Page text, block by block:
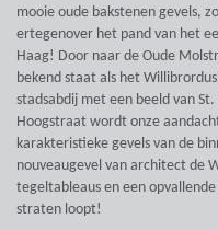
mooie oude bakstenen gevels,
ertegenover het pand van het
Haag! Door naar de Oude
bekend staat als het
stadsabdij met een beeld van
Hoogstraat wordt onze
karakteristieke gevels van de
nouveaugevel van architect de
tegeltableaus en een
straten loopt!